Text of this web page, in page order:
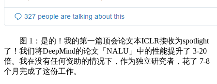
图 1：是的！我的第一篇顶会论文本ICLR接收为spotlight
了！我们将DeepMind的论文「NALU」中的性能提升了 3-20
倍。我在没有任何资助的情况下，作为独立研究者，花了 7-8
个月完成了这份工作。